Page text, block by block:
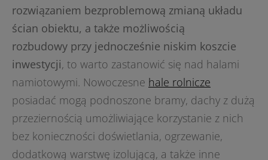
rozwiązaniem bezproblemową zmianą układu
ścian obiektu, a także możliwością
rozbudowy przy jednocześnie niskim koszcie
inwestycji, to warto zastanowić się nad halami
namiotowymi. Nowoczesne hale rolnicze
posiadać mogą podnoszone bramy, dachy z dużą
przeziernością umożliwiające korzystanie z nich
bez konieczności doświetlania, ogrzewanie,
dodatkową warstwę izolującą, a także inne